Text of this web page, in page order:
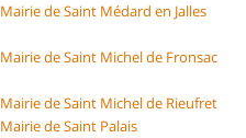
Mairie de Saint Médard en Jalles
Mairie de Saint Michel de Fronsac
Mairie de Saint Michel de Rieufret
Mairie de Saint Palais